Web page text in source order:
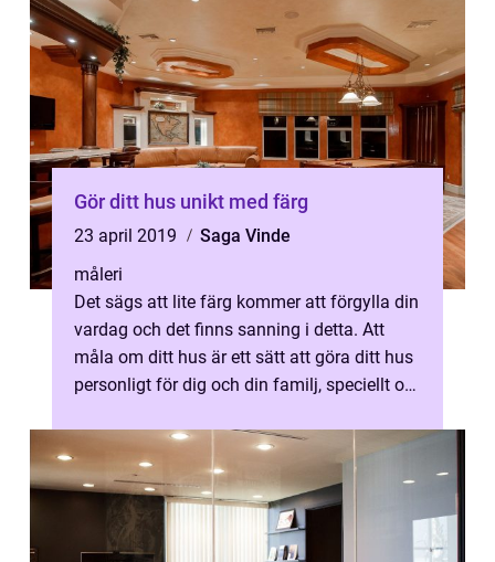
Gör ditt hus unikt med färg
23 april 2019
Saga Vinde
måleri
Det sägs att lite färg kommer att förgylla din
vardag och det finns sanning i detta. Att
måla om ditt hus är ett sätt att göra ditt hus
personligt för dig och din familj, speciellt om